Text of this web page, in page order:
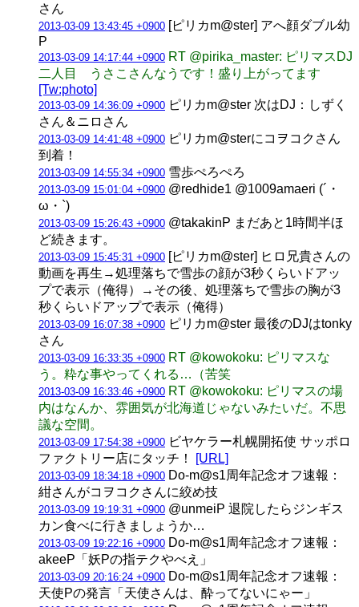
さん
2013-03-09 13:43:45 +0900 [ピリカm@ster] アへ顔ダブル幼
P
2013-03-09 14:17:44 +0900 RT @pirika_master: ピリマスDJ
二人目 うさこさんなうです！盛り上がってます
[Tw:photo]
2013-03-09 14:36:09 +0900 ピリカm@ster 次はDJ：しずく
さん＆ニロさん
2013-03-09 14:41:48 +0900 ピリカm@sterにコヲコクさん
到着！
2013-03-09 14:55:34 +0900 雪歩ぺろぺろ
2013-03-09 15:01:04 +0900 @redhide1 @1009amaeri (´・
ω・`)
2013-03-09 15:26:43 +0900 @takakinP まだあと1時間半ほ
ど続きます。
2013-03-09 15:45:31 +0900 [ピリカm@ster] ヒロ兄貴さんの
動画を再生→処理落ちで雪歩の顔が3秒くらいドアッ
プで表示（俺得）→その後、処理落ちで雪歩の胸が3
秒くらいドアップで表示（俺得）
2013-03-09 16:07:38 +0900 ピリカm@ster 最後のDJはtonky
さん
2013-03-09 16:33:35 +0900 RT @kowokoku: ピリマスな
う。粋な事やってくれる…（苦笑
2013-03-09 16:33:46 +0900 RT @kowokoku: ピリマスの場
内はなんか、雰囲気が北海道じゃないみたいだ。不思
議な空間。
2013-03-09 17:54:38 +0900 ビヤケラー札幌開拓使 サッポロ
ファクトリー店にタッチ！
[URL]
2013-03-09 18:34:18 +0900 Do-m@s1周年記念オフ速報：
紺さんがコヲコクさんに絞め技
2013-03-09 19:19:31 +0900 @unmeiP 退院したらジンギス
カン食べに行きましょうか…
2013-03-09 19:22:16 +0900 Do-m@s1周年記念オフ速報：
akeeP「妖Pの指テクやべえ」
2013-03-09 20:16:24 +0900 Do-m@s1周年記念オフ速報：
天使Pの発言「天使さんは、酔ってないにゃー」